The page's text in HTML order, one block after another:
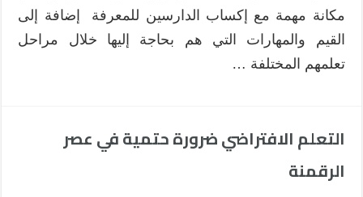
مكانة مهمة مع إكساب الدارسين للمعرفة إضافة إلى
القيم والمهارات التي هم بحاجة إليها خلال مراحل
تعلمهم المختلفة …
التعلم الافتراضي ضرورة حتمية في عصر
الرقمنة